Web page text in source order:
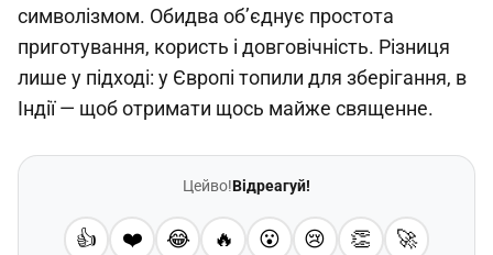
символізмом. Обидва об’єднує простота
приготування, користь і довговічність. Різниця
лише у підході: у Європі топили для зберігання, в
Індії — щоб отримати щось майже священне.
Цейво!Відреагуй!
👍 ❤️ 😂 🔥 😮 😢 👏 🚀